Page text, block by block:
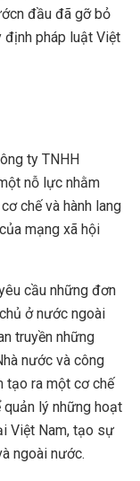
đầu đã gỡ bỏ
định pháp luật Việt
ty TNHH
nỗ lực nhằm
chế và hành lang
mạng xã hội
cầu những đơn
ở nước ngoài
truyền những
nước và công
tạo ra một cơ chế
quản lý những hoạt
Việt Nam, tạo sự
ngoài nước.